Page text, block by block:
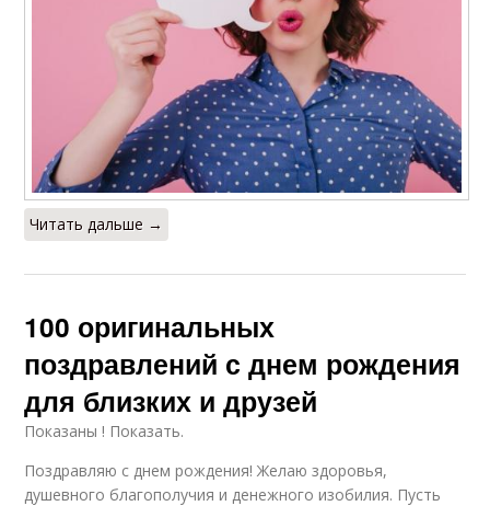
Читать дальше →
100 оригинальных
поздравлений с днем рождения
для близких и друзей
Показаны ! Показать.
Поздравляю с днем рождения! Желаю здоровья,
душевного благополучия и денежного изобилия. Пусть